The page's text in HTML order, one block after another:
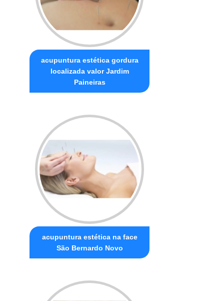
acupuntura estética gordura
localizada valor Jardim
Paineiras
acupuntura estética na face
São Bernardo Novo